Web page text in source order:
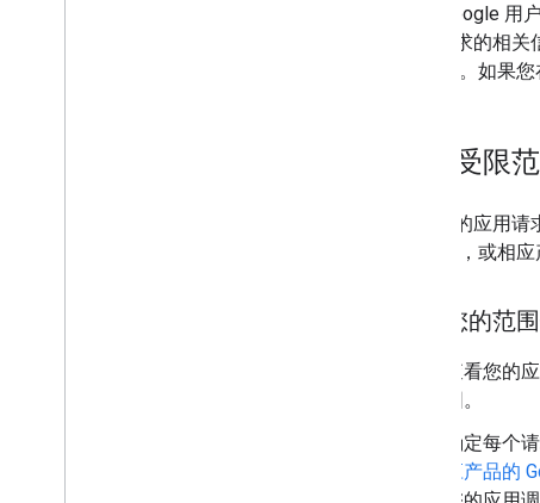
供对 Google
解此要求的相
。如果
了解受限
如果您的应用
，或相
了解您的范
查看您的
围。
确定每个
应产品的